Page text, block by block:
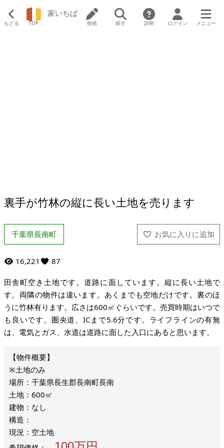
もどる TOP
家いちば
投稿 探す 説明 ログイン メニュー
裏手が竹林の縦に長い土地を売ります
千葉県長南町
16,221 87
田舎町空き土地です。道路に面しています。縦に長い土地で
す。両隣の物件は違います。あくまでも空地だけです。裏のほ
うに竹林有ります。広さは600㎡ぐらいです。売買時期はいつで
も良いです。圏央道、ICまで5.6分です。ライフラインの有無
は、電気とガス、水道は道路に面した入口にあると思います。
※土地のみ
場所：千葉県長生郡長南町長南
土地：600㎡
建物：なし
構造：
現況：空土地